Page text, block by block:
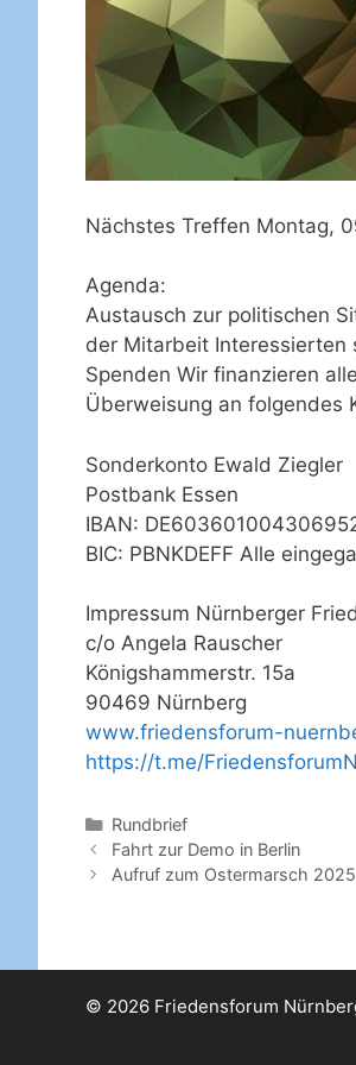
Nächstes Treffen Montag,
Agenda:
Austausch zur politischen
der Mitarbeit Interessierten
Spenden Wir finanzieren
Überweisung an folgendes
Sonderkonto Ewald Ziegler
Postbank Essen
IBAN:
BIC: PBNKDEFF Alle
Impressum Nürnberger
c/o Angela Rauscher
Königshammerstr. 15a
90469 Nürnberg
www.friedensforum-
https://t.me/
Kategorien
Rundbrief
Fahrt zur Demo in Berlin
Aufruf zum Ostermarsch 2025
© 2026 Friedensforum